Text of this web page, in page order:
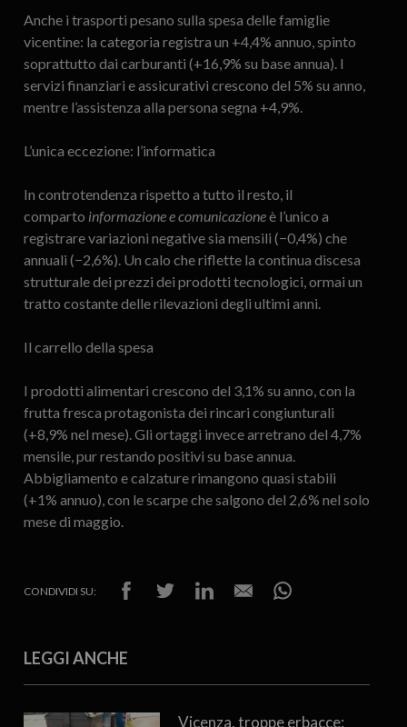
Anche i trasporti pesano sulla spesa delle famiglie
vicentine: la categoria registra un +4,4% annuo, spinto
soprattutto dai carburanti (+16,9% su base annua). I
servizi finanziari e assicurativi crescono del 5% su anno,
mentre l’assistenza alla persona segna +4,9%.
L’unica eccezione: l’informatica
In controtendenza rispetto a tutto il resto, il
comparto informazione e comunicazioneè l’unico a
registrare variazioni negative sia mensili (−0,4%) che
annuali (−2,6%). Un calo che riflette la continua discesa
strutturale dei prezzi dei prodotti tecnologici, ormai un
tratto costante delle rilevazioni degli ultimi anni.
Il carrello della spesa
I prodotti alimentari crescono del 3,1% su anno, con la
frutta fresca protagonista dei rincari congiunturali
(+8,9% nel mese). Gli ortaggi invece arretrano del 4,7%
mensile, pur restando positivi su base annua.
Abbigliamento e calzature rimangono quasi stabili
(+1% annuo), con le scarpe che salgono del 2,6% nel solo
mese di maggio.
CONDIVIDI SU:
LEGGI ANCHE
Vicenza, troppe erbacce: